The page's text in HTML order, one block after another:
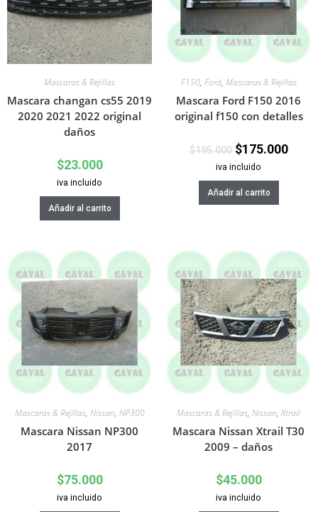
Mascaras & Rejillas
Mascara changan cs55 2019
2020 2021 2022 original
daños
$23.000
iva incluido
Añadir al carrito
F150, Ford, Mascaras & Rejillas
Mascara Ford F150 2016
original f150 con detalles
$195.000 $175.000
iva incluido
Añadir al carrito
Mascaras & Rejillas, Nissan, NP300
Mascara Nissan NP300
2017
$75.000
iva incluido
Mascaras & Rejillas, Nissan,Xtrail
Mascara Nissan Xtrail T30
2009 – daños
$45.000
iva incluido